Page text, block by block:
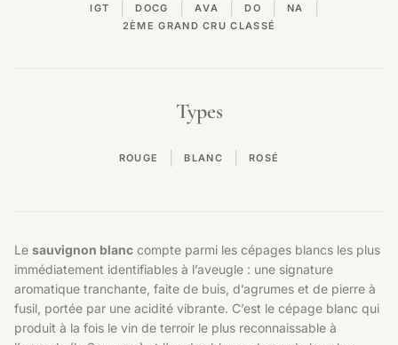
IGT DOCG AVA DO NA
2ÈME GRAND CRU CLASSÉ
Types
ROUGE BLANC ROSÉ
Le sauvignon blanc compte parmi les cépages blancs les plus
immédiatement identifiables à l’aveugle : une signature
aromatique tranchante, faite de buis, d’agrumes et de pierre à
fusil, portée par une acidité vibrante. C’est le cépage blanc qui
produit à la fois le vin de terroir le plus reconnaissable à